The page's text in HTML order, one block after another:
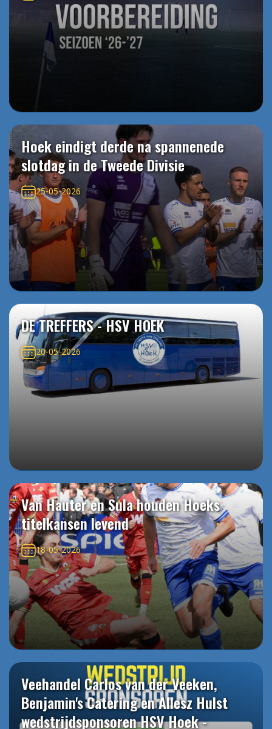
Hoek eindigt derde na spannenede
slotdag in de Tweede Divisie
25-05-2026
DE TREFFERS - HSV HOEK
20-05-2026
Van Hauter en Sula houden Hoeks
titelkansen levend
18-05-2026
Veehandel Carlos van der Veeken,
Benjamin's Catering en Allesz Hulst
wedstrijdsponsoren HSV Hoek -